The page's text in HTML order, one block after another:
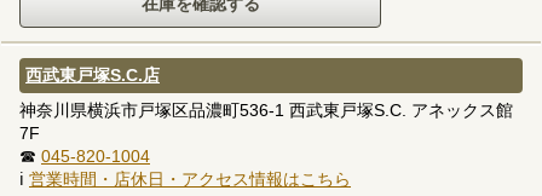
西武東戸塚S.C.店
神奈川県横浜市戸塚区品濃町536-1 西武東戸塚S.C. アネックス館
7F
☎ 045-820-1004
ℹ 営業時間・店休日・アクセス情報はこちら